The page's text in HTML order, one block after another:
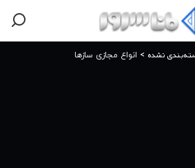
نشده > انواع مجازی سازها